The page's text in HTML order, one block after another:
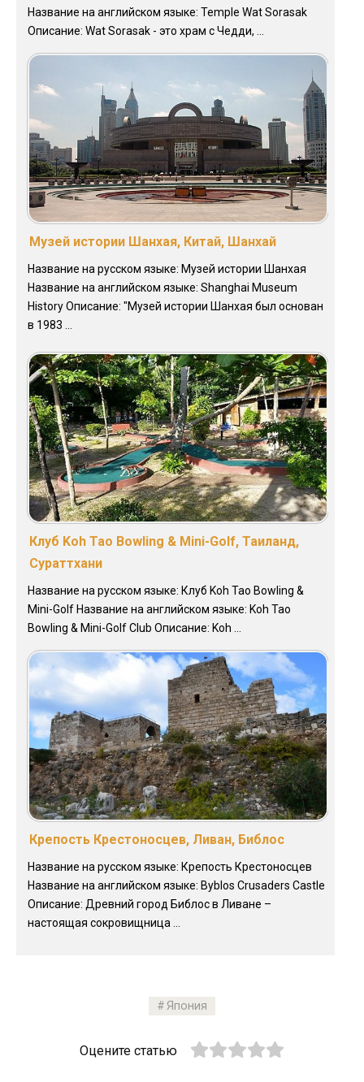
Название на английском языке: Temple Wat Sorasak
Описание: Wat Sorasak - это храм с Чедди, ...
Музей истории Шанхая, Китай, Шанхай
Название на русском языке: Музей истории Шанхая
Название на английском языке: Shanghai Museum
History Описание: "Музей истории Шанхая был основан
в 1983 ...
Клуб Koh Tao Bowling & Mini-Golf, Таиланд,
Сураттхани
Название на русском языке: Клуб Koh Tao Bowling &
Mini-Golf Название на английском языке: Koh Tao
Bowling & Mini-Golf Club Описание: Koh ...
Крепость Крестоносцев, Ливан, Библос
Название на русском языке: Крепость Крестоносцев
Название на английском языке: Byblos Crusaders Castle
Описание: Древний город Библос в Ливане –
настоящая сокровищница ...
Япония
Оцените статью